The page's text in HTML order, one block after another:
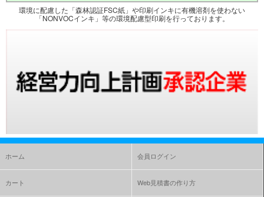
環境に配慮した「森林認証FSC紙」や印刷インキに有機溶剤を使わない
「NONVOCインキ」等の環境配慮型印刷を行っております。
ホーム 会員ログイン
カート Web見積書の作り方